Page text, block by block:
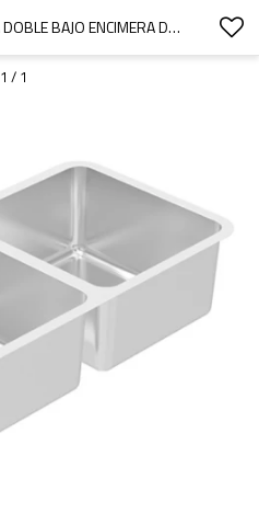
FREGADERO DE COCINA DOBLE BAJO ENCIMERA DE ACERO INOXIDABLE 304
1 / 1